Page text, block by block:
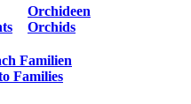
Orchideen
Orchids
Familien
Families